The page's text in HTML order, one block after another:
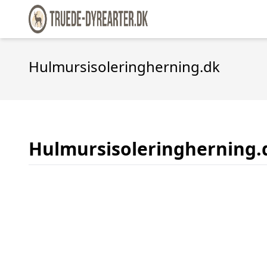
Hulmursisoleringherning.dk